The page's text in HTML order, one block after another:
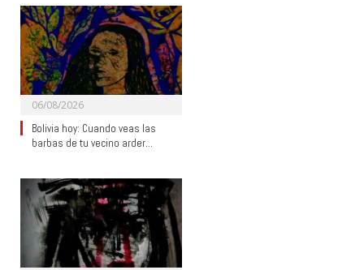
06/08/2026
Bolivia hoy: Cuando veas las
barbas de tu vecino arder…